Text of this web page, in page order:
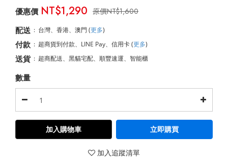
NT$1,600
NT$1,290
配送 : 台灣、香港、澳門 (更多)
付款 : 超商貨到付款、LINE Pay、信用卡(更多)
送貨 : 超商配送、黑貓宅配、順豐速運、智能櫃
數量
加入購物車 立即購買
加入追蹤清單